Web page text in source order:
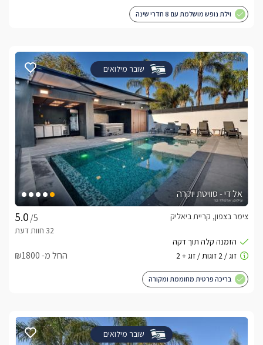
וילת נופש מושלמת עם 8 חדרי שינה
שובר מילואים
אל די - סוויטת יוקרה
/5
צימר בצפון, קריית ביאליק
החל מ- ₪1800
בריכה פרטית מחוממת ומקורה
שובר מילואים